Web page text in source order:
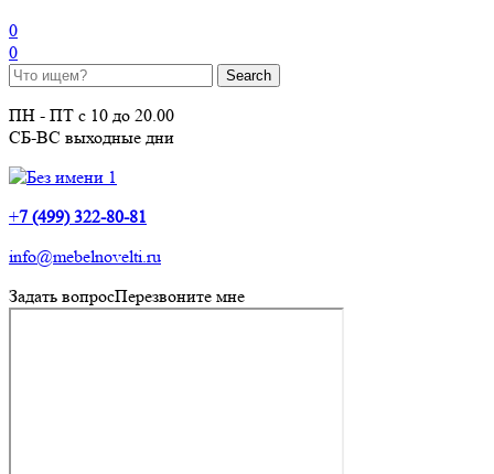
0
0
ПН - ПТ с 10 до 20.00
СБ-ВС выходные дни
+7 (499) 322-80-81
info@mebelnovelti.ru
Задать вопросПерезвоните мне